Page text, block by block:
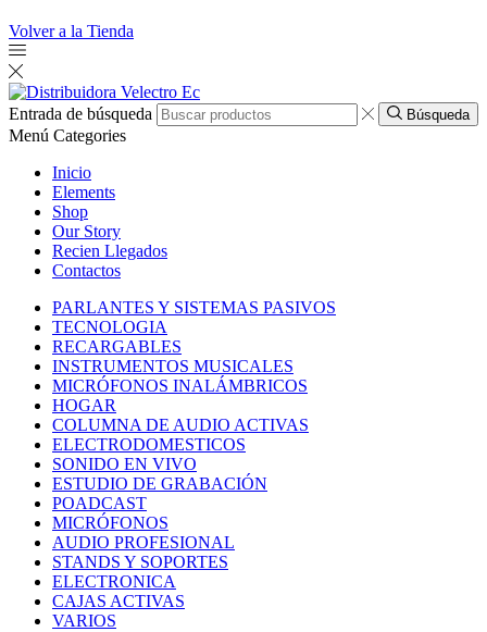
panel
panel
panel
panel
panel
panel
panel
panel
panel
Volver a la Tienda
Entrada de búsqueda Búsqueda
Menú Categories
Inicio
Elements
Shop
Our Story
Recien Llegados
Contactos
PARLANTES Y SISTEMAS PASIVOS
TECNOLOGIA
RECARGABLES
INSTRUMENTOS MUSICALES
MICRÓFONOS INALÁMBRICOS
HOGAR
COLUMNA DE AUDIO ACTIVAS
ELECTRODOMESTICOS
SONIDO EN VIVO
ESTUDIO DE GRABACIÓN
POADCAST
MICRÓFONOS
AUDIO PROFESIONAL
STANDS Y SOPORTES
ELECTRONICA
CAJAS ACTIVAS
VARIOS